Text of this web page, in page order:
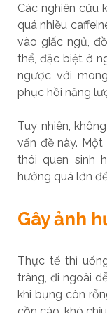
Các nghiên cứu
quá nhiều
vào giấc ngủ,
thể, đặc biệt ở
ngược với
phục hồi năng
Tuy nhiên,
vấn đề này.
thói quen sinh
hưởng quá lớn
Gây ảnh
Thực tế thì
tràng, đi ngoài
khi bụng còn